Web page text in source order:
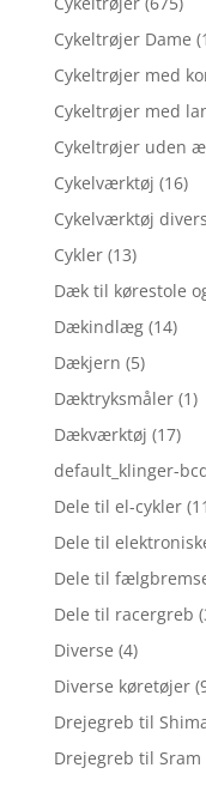
Cykeltrøjer Dame
Cykeltrøjer med
Cykeltrøjer med
Cykeltrøjer uden
Cykelværktøj (16)
Cykelværktøj
Cykler (13)
Dæk til kørestole
Dækindlæg (14)
Dækjern (5)
Dæktryksmåler (1)
Dækværktøj (17)
default_klinger-
Dele til el-cykler
Dele til
Dele til
Dele til racergreb
Diverse (4)
Diverse køretøjer
Drejegreb til
Drejegreb til Sram